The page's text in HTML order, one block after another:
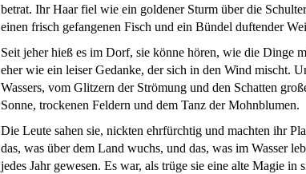
betrat. Ihr Haar fiel wie ein goldener Sturm über die
einen frisch gefangenen Fisch und ein Bündel duftender
Seit jeher hieß es im Dorf, sie könne hören, wie die Dinge
eher wie ein leiser Gedanke, der sich in den Wind mischt.
Wassers, vom Glitzern der Strömung und den Schatten
Sonne, trockenen Feldern und dem Tanz der Mohnblumen.
Die Leute sahen sie, nickten ehrfürchtig und machten ihr
das, was über dem Land wuchs, und das, was im Wasser
jedes Jahr gewesen. Es war, als trüge sie eine alte Magie